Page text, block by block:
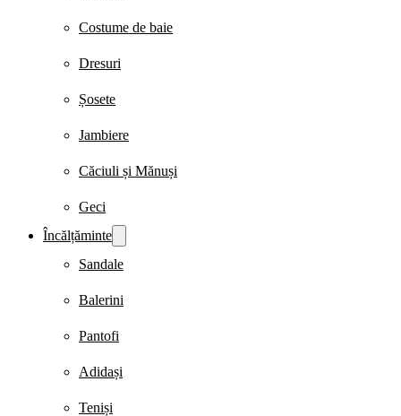
Costume de baie
Dresuri
Șosete
Jambiere
Căciuli și Mănuși
Geci
Încălțăminte
Sandale
Balerini
Pantofi
Adidași
Teniși